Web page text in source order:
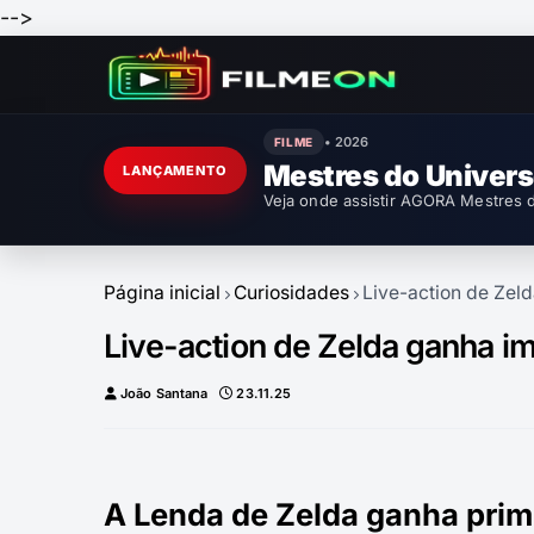
-->
LANÇAMENTO
FILME • 2026
Mestres do
Veja onde assistir AGORA
Página inicial Curiosidades Live-action de
Live-action de Zelda ganha
João Santana 23.11.25
A Lenda de Zelda ganha